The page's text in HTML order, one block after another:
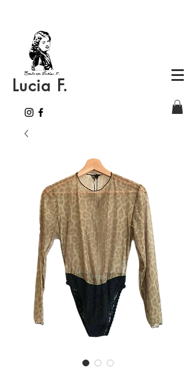
Lucia F.